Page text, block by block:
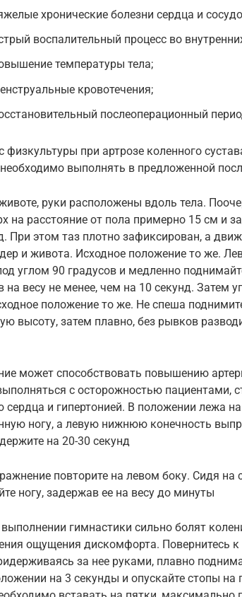
хронические болезни сердца и
воспалительный процесс во
температуры тела;
кровотечения;
послеоперационный
физкультуры при артрозе коленного
выполнять в предложенной
руки расположены вдоль тела.
на расстояние от пола примерно 15 см и
При этом таз плотно зафиксирован, а
и живота. Исходное положение то же.
углом 90 градусов и медленно
на весу не менее, чем на 10 секунд. Затем
положение то же. Не спеша
высоту, затем плавно, без рывков
может способствовать повышению
с осторожностью пациентами,
сердца и гипертонией. В положении лежа
ногу, а левую нижнюю конечность
на 20-30 секунд
повторите на левом боку. Сидя на
ногу, задержав ее на весу до минуты
выполнении гимнастики сильно болят
ощущения дискомфорта. Повернитесь
за нее руками, плавно
на 3 секунды и опускайте стопы на